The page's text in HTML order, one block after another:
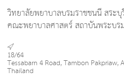
วิทยาลัยพยาบาลบรมราชชนนี สระบุ
คณะพยาบาลศาสตร์ สถาบันพระบร
18/64
Tessabarn 4 Road, Tambon Pakpriaw,
Thailand